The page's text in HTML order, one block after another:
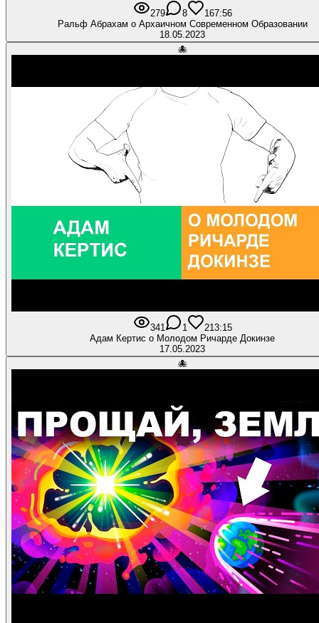
279 8 167:56
Ральф Абрахам о Архаичном Современном Образовании
18.05.2023
🐙
341 1 213:15
Адам Кертис о Молодом Ричарде Докинзе
17.05.2023
🐙